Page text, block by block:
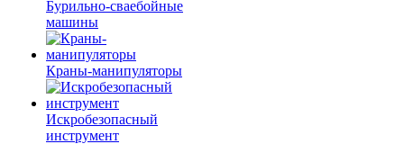
Бурильно-сваебойные
машины
Краны-манипуляторы
Искробезопасный
инструмент